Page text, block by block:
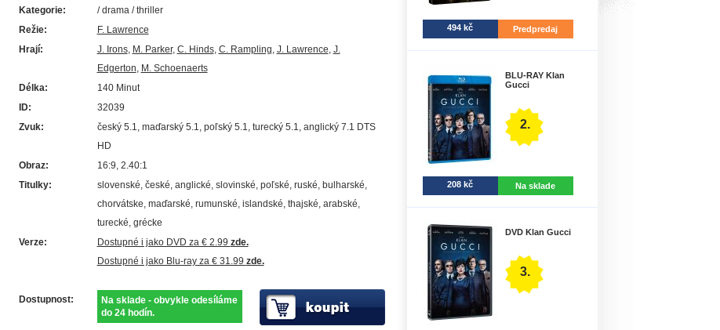
Kategorie:
/ drama / thriller
Režie:
F. Lawrence
Hrají:
J. Irons, M. Parker, C. Hinds, C. Rampling, J. Lawrence, J.
Edgerton, M. Schoenaerts
Délka:
140 Minut
ID:
32039
Zvuk:
český 5.1, maďarský 5.1, poľský 5.1, turecký 5.1, anglický 7.1 DTS
HD
Obraz:
16:9, 2.40:1
Titulky:
slovenské, české, anglické, slovinské, poľské, ruské, bulharské,
chorvátske, maďarské, rumunské, islandské, thajské, arabské,
turecké, grécke
Verze:
Dostupné i jako DVD za € 2.99 zde.
Dostupné i jako Blu-ray za € 31.99 zde.
Dostupnost:
Na sklade - obvykle odesíláme
do 24 hodín.
494 kč Predpredaj
BLU-RAY Klan
Gucci
2.
208 kč Na sklade
DVD Klan Gucci
3.